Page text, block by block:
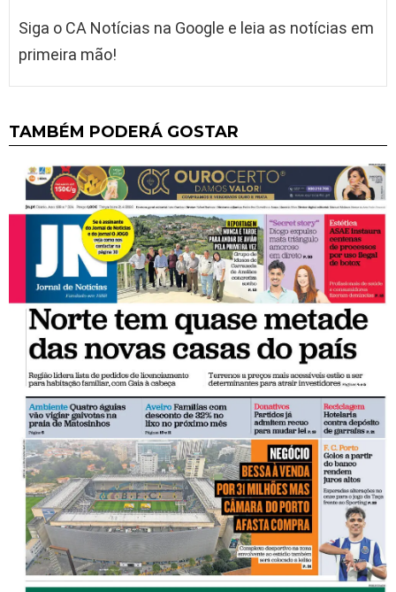
Siga o CA Notícias na Google e leia as notícias em
primeira mão!
TAMBÉM PODERÁ GOSTAR